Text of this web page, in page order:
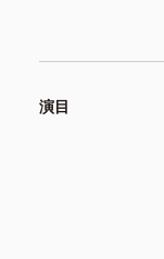
演目